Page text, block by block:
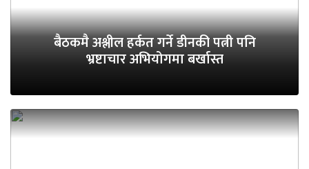
बैठकमै अश्लील हर्कत गर्ने डीनकी पत्नी पनि
भ्रष्टाचार अभियोगमा बर्खास्त